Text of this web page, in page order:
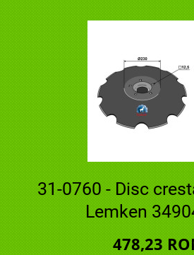
31-0760 - Disc
Lemken
478,23